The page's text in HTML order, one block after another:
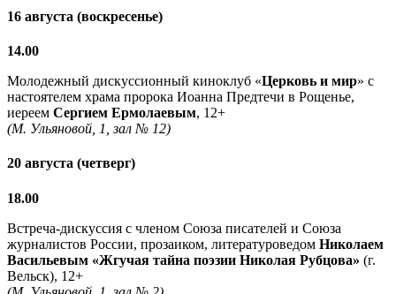
16 августа (воскресенье)
14.00
Молодежный дискуссионный киноклуб «Церковь и мир» с
настоятелем храма пророка Иоанна Предтечи в Рощенье,
иереем Сергием Ермолаевым, 12+
(М. Ульяновой, 1, зал № 12)
20 августа (четверг)
18.00
Встреча-дискуссия с членом Союза писателей и Союза
журналистов России, прозаиком, литературоведом Николаем
Васильевым «Жгучая тайна поэзии Николая Рубцова» (г.
Вельск), 12+